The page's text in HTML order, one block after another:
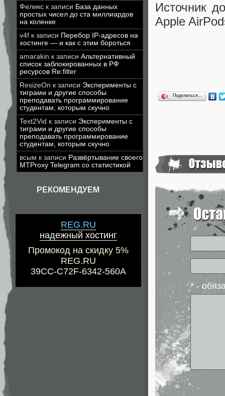
Феликс к записи База данных
простых чисел до ста миллиардов
на коленке
v4f к записи Перебор IP-адресов на
хостинге — и как с этим бороться
amarakin к записи Альтернативный
список заблокированных в РФ
ресурсов Re:filter
ResizeOn к записи Эксперименты с
тиграми и другие способы
преподавать программирование
студентам, которым скучно
Text2Vid к записи Эксперименты с
тиграми и другие способы
преподавать программирование
студентам, которым скучно
всым к записи Развёртывание своего
MTProxy Telegram со статистикой
РЕКОМЕНДУЕМ
REG.RU
надежный хостинг
Промокод на скидку 5%
REG.RU
39CC-C72F-6342-560A
Источник
Apple
Поделиться…
* -